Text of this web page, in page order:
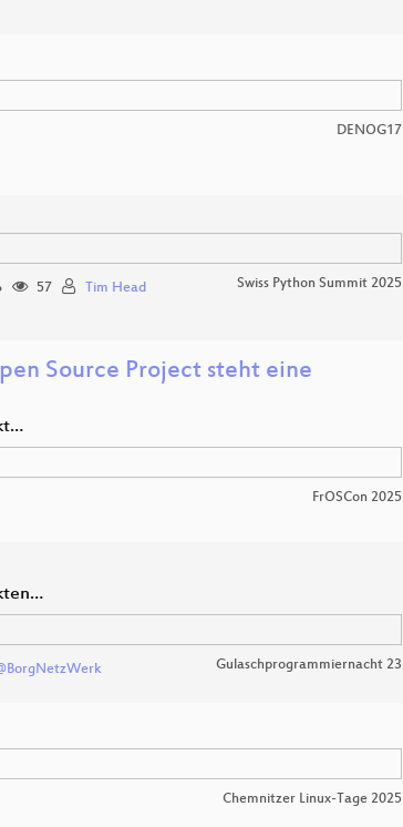
DENOG17
57 Tim Head Swiss Python Summit 2025
Source Project steht eine
FrOSCon 2025
Gulaschprogrammiernacht 23
Chemnitzer Linux-Tage 2025